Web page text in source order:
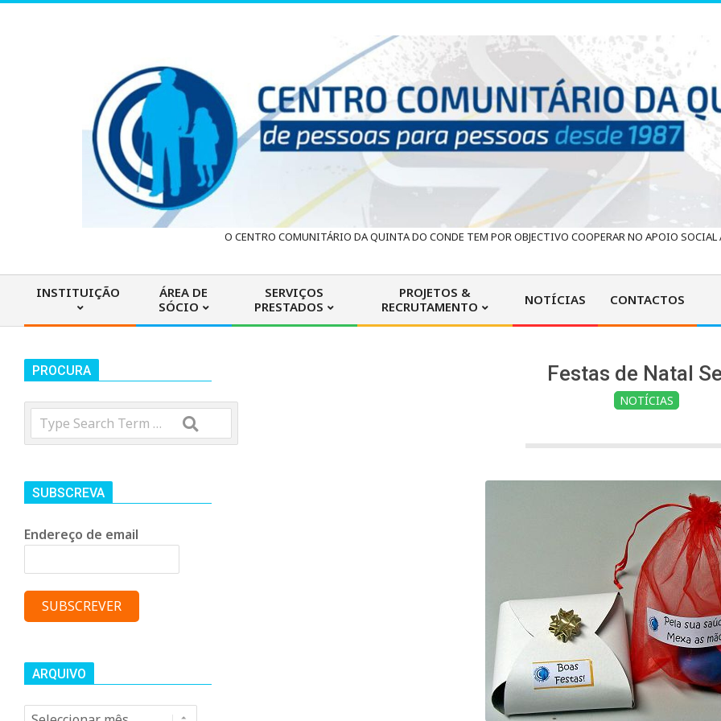
e
n
t
r
o
C
o
m
u
O CENTRO COMUNITÁRIO DA QUINTA DO CONDE TEM POR OBJECTIVO COOPERAR NO APOIO
Primary
Navigation
INSTITUIÇÃO
ÁREA DE
SÓCIO
SERVIÇOS
PRESTADOS
PROJETOS &
RECRUTAMENTO
NOTÍCIAS CONTACTOS
Festas de Natal
NOTÍCIAS
PROCURA
Search
SUBSCREVA
Endereço de email
ARQUIVO
Arquivo